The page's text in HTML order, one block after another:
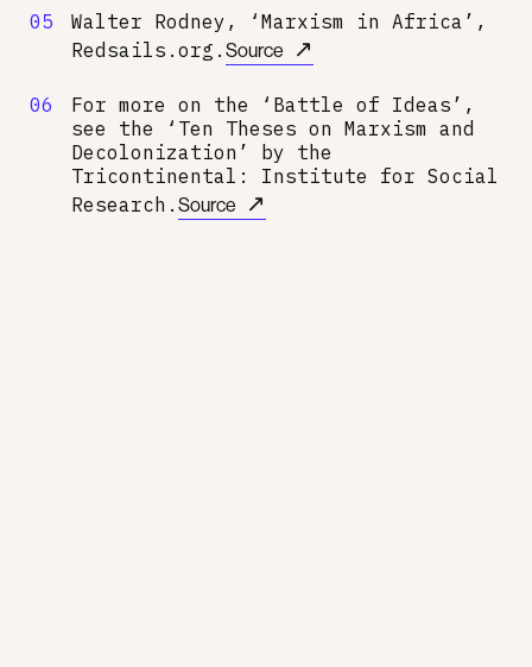
05
Walter Rodney, ‘Marxism in Africa’,
Redsails.org. Source ↗
06
For more on the ‘Battle of Ideas’,
see the ‘Ten Theses on Marxism and
Decolonization’ by the
Tricontinental: Institute for Social
Research. Source ↗